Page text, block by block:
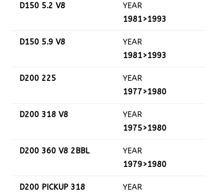
D150 5.2 V8
YEAR
1981>1993
D150 5.9 V8
YEAR
1981>1993
D200 225
YEAR
1977>1980
D200 318 V8
YEAR
1975>1980
D200 360 V8 2BBL
YEAR
1979>1980
D200 PICKUP 318
YEAR